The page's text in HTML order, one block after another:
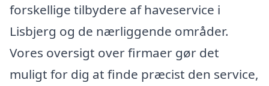
forskellige tilbydere af haveservice i
Lisbjerg og de nærliggende områder.
Vores oversigt over firmaer gør det
muligt for dig at finde præcist den service,